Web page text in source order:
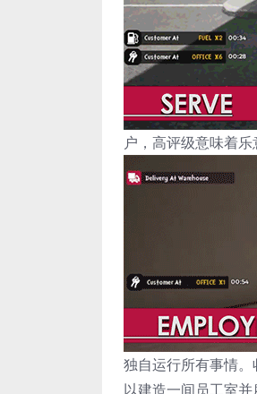
户，高评级意味着
独自运行所有事情
以建造一间员工室